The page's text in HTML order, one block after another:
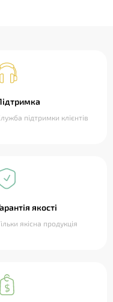
підтримки клієнтів
якості
якісна продукція